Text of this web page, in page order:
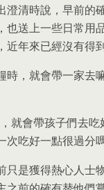
澄清時說，早前的
也送上一些日常用
年來已經沒有得到
時，就會帶一家去
就會帶孩子們去
次吃好一點很過分
只是獲得熱心人士